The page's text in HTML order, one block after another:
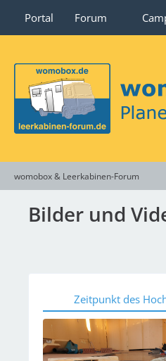
Portal Forum
womobox & Leerkabinen-Forum
Bilder und
Zeitpunkt des